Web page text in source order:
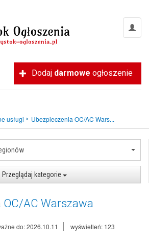
Dodaj darmowe ogłoszenie
usługi Ubezpieczenia OC/AC Wars...
Przeglądaj kategorie
OC/AC Warszawa
do: 2026.10.11 wyświetleń: 123